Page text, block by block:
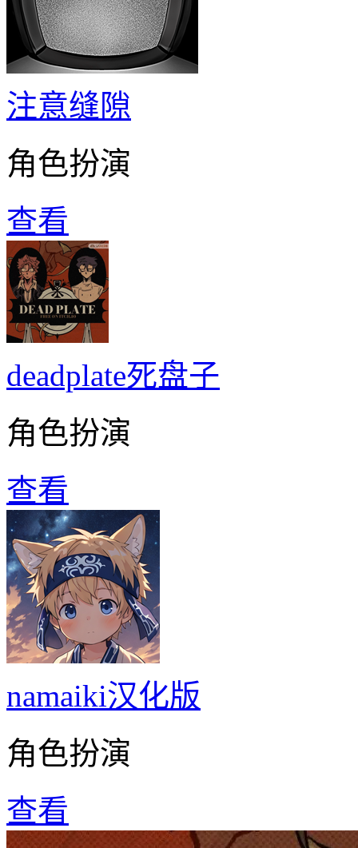
注意缝隙
角色扮演
查看
deadplate死盘子
角色扮演
查看
namaiki汉化版
角色扮演
查看